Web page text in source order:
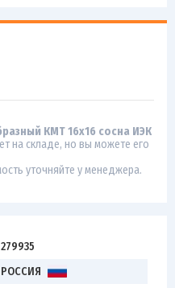
КМТ 16х16 сосна ИЭК
на складе, но вы можете его
уточняйте у менеджера.
279935
РОССИЯ